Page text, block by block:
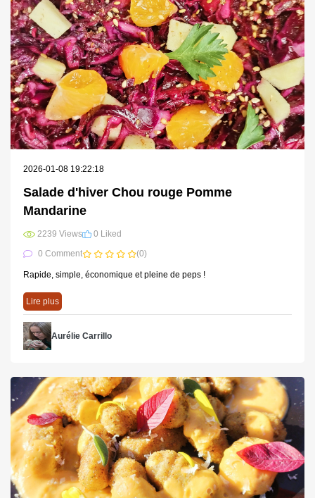
2026-01-08 19:22:18
Salade d'hiver Chou rouge Pomme
Mandarine
2239 Views
0 Liked
0 Comment
(0)
Rapide, simple, économique et pleine de peps !
Lire plus
Aurélie Carrillo